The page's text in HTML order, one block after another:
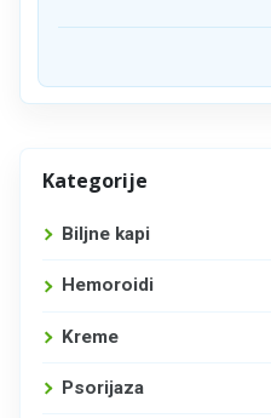
Kategorije
Biljne kapi
Hemoroidi
Kreme
Psorijaza